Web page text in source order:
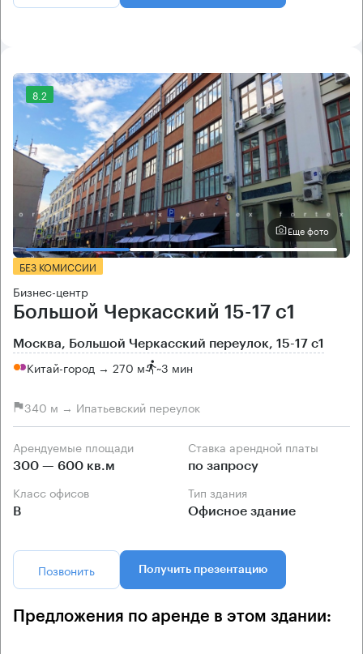
8.2
Еще фото
БЕЗ КОМИССИИ
Бизнес-центр
Большой Черкасский 15-17 с1
Москва, Большой Черкасский переулок, 15-17 с1
Китай-город → 270 м ~3 мин
340 м → Ипатьевский переулок
Арендуемые площади
300 — 600 кв.м
Ставка арендной платы
по запросу
Класс офисов
B
Тип здания
Офисное здание
Позвонить Получить презентацию
Предложения по аренде в этом здании: